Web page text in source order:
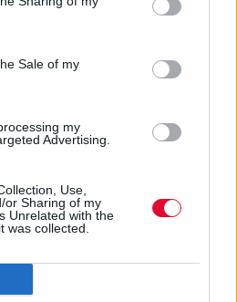
Sale of my
my
Advertising.
Use,
or Sharing of my
Unrelated with the
was collected.